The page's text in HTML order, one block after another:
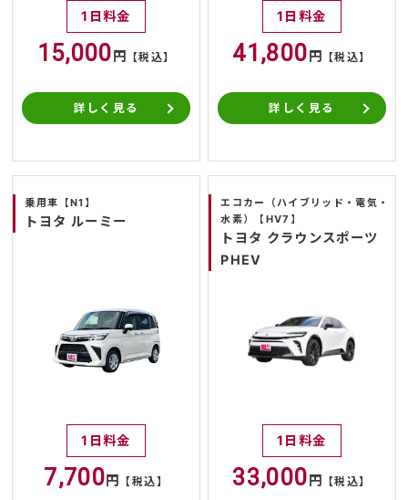
1日料金
15,000 円 【税込】
詳しく見る
1日料金
41,800 円 【税込】
詳しく見る
乗用車【N1】
トヨタ ルーミー
1日料金
7,700 円 【税込】
エコカー（ハイブリッド・電気・
水素）【HV7】
トヨタ クラウンスポーツ
PHEV
1日料金
33,000 円 【税込】